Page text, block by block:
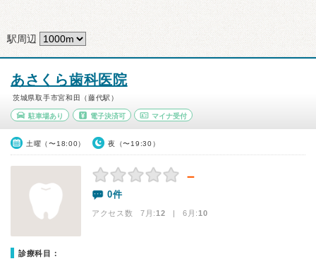
駅周辺
あさくら歯科医院
茨城県取手市宮和田（藤代駅）
駐車場あり 電子決済可 マイナ受付
土曜（〜18:00） 夜（〜19:30）
－
0件
アクセス数 7月:12 | 6月:10
診療科目：